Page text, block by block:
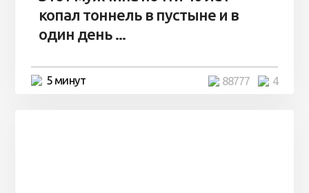
копал тоннель в пустыне и в
один день ...
5 минут 4
88777